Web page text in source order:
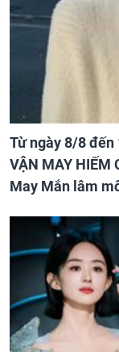
Từ ngày 8/8
VẬN MAY HIẾM
May Mắn lâm